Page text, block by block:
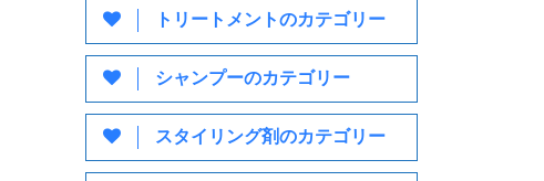
トリートメントのカテゴリー
シャンプーのカテゴリー
スタイリング剤のカテゴリー